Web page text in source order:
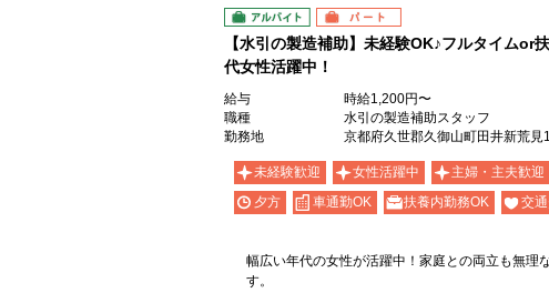
アルバイト パート
【水引の製造補助】未経験OK♪フルタイム
代女性活躍中！
給与
時給1,200円〜
職種
水引の製造補助スタッフ
勤務地
京都府久世郡久御山町田井新荒見
未経験歓迎 女性活躍中 主婦・主夫歓迎
夕方
車通勤OK 扶養内勤務OK 交
幅広い年代の女性が活躍中！家庭との両立も無理
す。